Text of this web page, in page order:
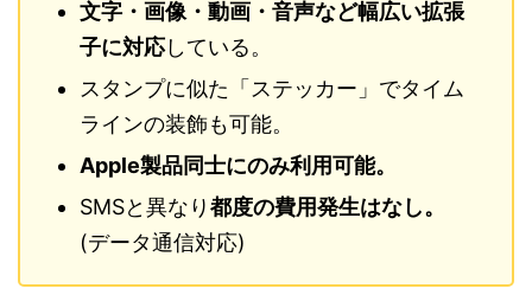
文字・画像・動画・音声など幅広い拡張
子に対応している。
スタンプに似た「ステッカー」でタイム
ラインの装飾も可能。
Apple製品同士にのみ利用可能。
SMSと異なり都度の費用発生はなし。
(データ通信対応)